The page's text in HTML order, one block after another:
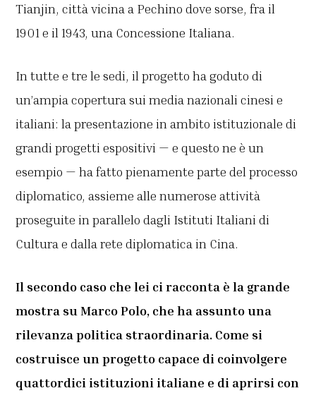
Tianjin, città vicina a Pechino dove sorse, fra il
1901 e il 1943, una Concessione Italiana.
In tutte e tre le sedi, il progetto ha goduto di
un’ampia copertura sui media nazionali cinesi e
italiani: la presentazione in ambito istituzionale di
grandi progetti espositivi — e questo ne è un
esempio — ha fatto pienamente parte del processo
diplomatico, assieme alle numerose attività
proseguite in parallelo dagli Istituti Italiani di
Cultura e dalla rete diplomatica in Cina.
Il secondo caso che lei ci racconta è la grande
mostra su Marco Polo, che ha assunto una
rilevanza politica straordinaria. Come si
costruisce un progetto capace di coinvolgere
quattordici istituzioni italiane e di aprirsi con